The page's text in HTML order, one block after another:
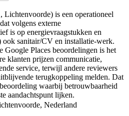
is een operationeel
volgens externe
is op energievraagstukken en
ook sanitair/CV en installatie-werk.
Google Places beoordelingen is het
klanten prijzen communicatie,
service, terwijl andere reviewers
terugkoppeling melden. Dat
waarbij betrouwbaarheid
aandachtspunt lijken.
Nederland